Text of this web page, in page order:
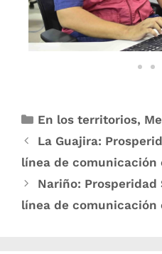
En los territorios,
La Guajira:
línea de comunicación
Nariño: Prosperidad
línea de comunicación